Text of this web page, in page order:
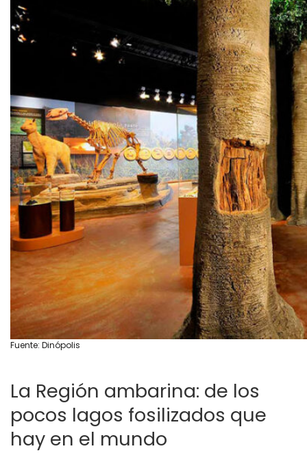
Fuente: Dinópolis
La Región ambarina: de los
pocos lagos fosilizados que
hay en el mundo